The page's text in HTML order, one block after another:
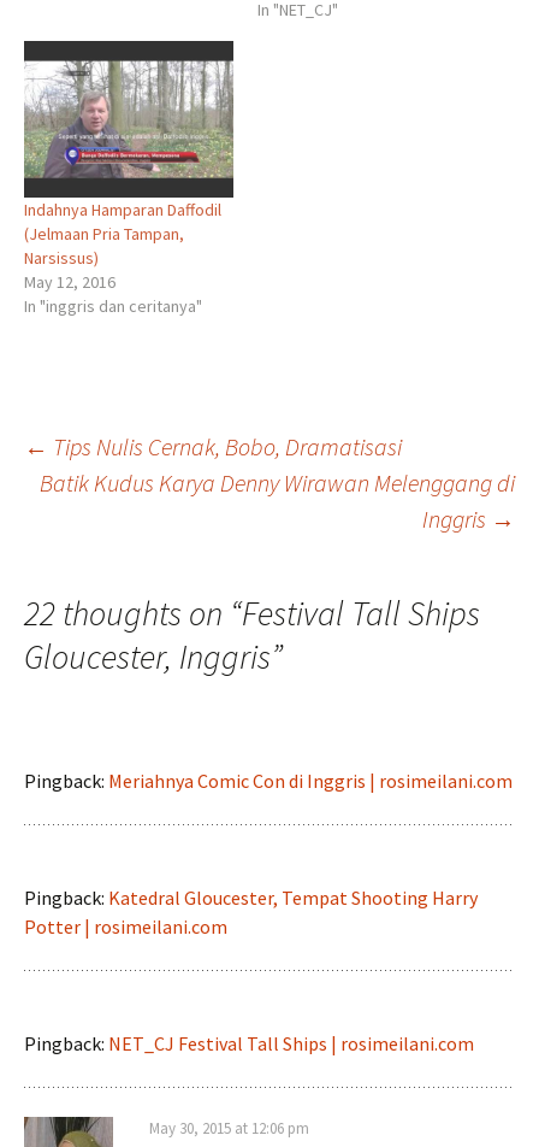
In "NET_CJ"
Indahnya Hamparan Daffodil
(Jelmaan Pria Tampan,
Narsissus)
May 12, 2016
In "inggris dan ceritanya"
Post
← Tips Nulis Cernak, Bobo, Dramatisasi
Batik Kudus Karya Denny Wirawan Melenggang di
Inggris →
22 thoughts on “Festival Tall Ships
Gloucester, Inggris”
Pingback: Meriahnya Comic Con di Inggris | rosimeilani.com
Pingback: Katedral Gloucester, Tempat Shooting Harry
Potter | rosimeilani.com
Pingback: NET_CJ Festival Tall Ships | rosimeilani.com
May 30, 2015 at 12:06 pm